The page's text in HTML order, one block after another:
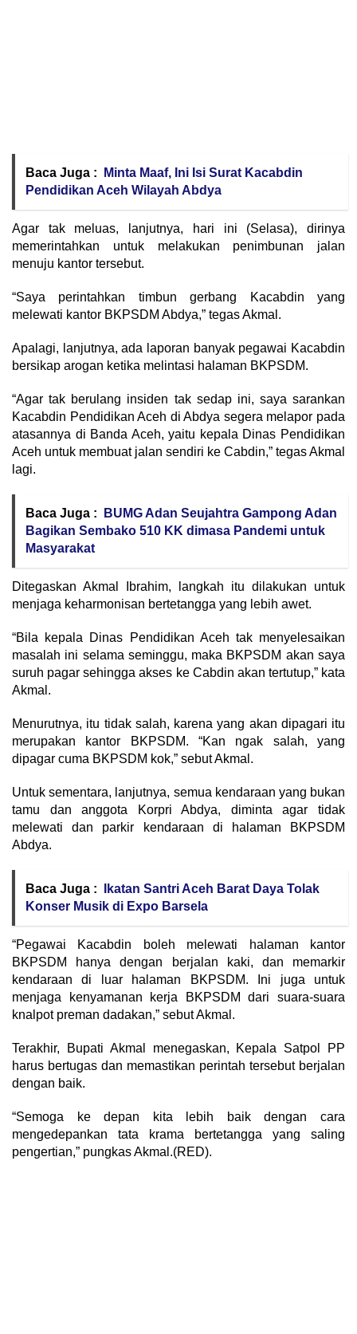
Baca Juga :
Minta Maaf, Ini Isi Surat Kacabdin
Pendidikan Aceh Wilayah Abdya
Agar tak meluas, lanjutnya, hari ini (Selasa), dirinya
memerintahkan untuk melakukan penimbunan jalan
menuju kantor tersebut.
“Saya perintahkan timbun gerbang Kacabdin yang
melewati kantor BKPSDM Abdya,” tegas Akmal.
Apalagi, lanjutnya, ada laporan banyak pegawai Kacabdin
bersikap arogan ketika melintasi halaman BKPSDM.
“Agar tak berulang insiden tak sedap ini, saya sarankan
Kacabdin Pendidikan Aceh di Abdya segera melapor pada
atasannya di Banda Aceh, yaitu kepala Dinas Pendidikan
Aceh untuk membuat jalan sendiri ke Cabdin,” tegas Akmal
lagi.
Baca Juga :
BUMG Adan Seujahtra Gampong Adan
Bagikan Sembako 510 KK dimasa Pandemi untuk
Masyarakat
Ditegaskan Akmal Ibrahim, langkah itu dilakukan untuk
menjaga keharmonisan bertetangga yang lebih awet.
“Bila kepala Dinas Pendidikan Aceh tak menyelesaikan
masalah ini selama seminggu, maka BKPSDM akan saya
suruh pagar sehingga akses ke Cabdin akan tertutup,” kata
Akmal.
Menurutnya, itu tidak salah, karena yang akan dipagari itu
merupakan kantor BKPSDM. “Kan ngak salah, yang
dipagar cuma BKPSDM kok,” sebut Akmal.
Untuk sementara, lanjutnya, semua kendaraan yang bukan
tamu dan anggota Korpri Abdya, diminta agar tidak
melewati dan parkir kendaraan di halaman BKPSDM
Abdya.
Baca Juga :
Ikatan Santri Aceh Barat Daya Tolak
Konser Musik di Expo Barsela
“Pegawai Kacabdin boleh melewati halaman kantor
BKPSDM hanya dengan berjalan kaki, dan memarkir
kendaraan di luar halaman BKPSDM. Ini juga untuk
menjaga kenyamanan kerja BKPSDM dari suara-suara
knalpot preman dadakan,” sebut Akmal.
Terakhir, Bupati Akmal menegaskan, Kepala Satpol PP
harus bertugas dan memastikan perintah tersebut berjalan
dengan baik.
“Semoga ke depan kita lebih baik dengan cara
mengedepankan tata krama bertetangga yang saling
pengertian,” pungkas Akmal.(RED).